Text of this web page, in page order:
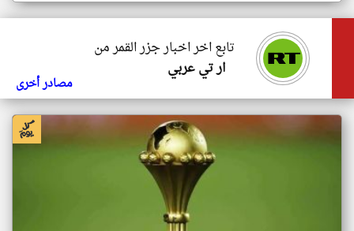
تابع اخر اخبار جزر القمر من
ار تي عربي
مصادر أخرى